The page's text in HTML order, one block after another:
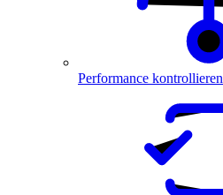
Performance kontrollieren